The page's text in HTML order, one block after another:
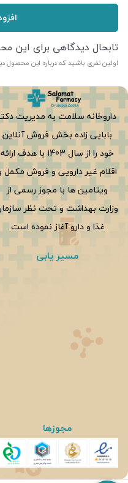
تابحال دیدگاهی برای این
اولین نفری باشید که درباره این محصول
داروخانه سلامت به مدیریت
بابایی زاده بخش فروش آنلاین
خود را از سال 1403 با هدف ارائه
اقلام غیر دارویی و فروش مکمل
ویتامین ها با مجوز رسمی از
وزارت بهداشت و تحت نظر
غذا و دارو آغاز نموده است.
مسیر یابی
مجوزها